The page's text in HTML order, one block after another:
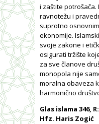
i zaštite
ravnotežu i
suprotno
ekonomije.
svoje zakone i
osigurati tržište
za sve članove
monopola nije
moralna obaveza
harmonično
Glas islama 346,
Hfz. Haris Zogić